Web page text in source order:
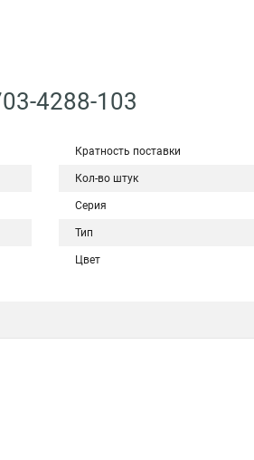
4288-103
Кратность поставки
Кол-во штук
Серия
Тип
Цвет